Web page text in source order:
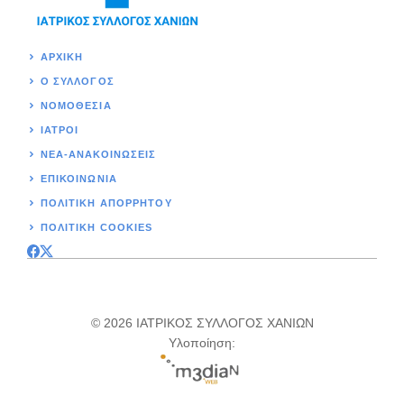
ΑΡΧΙΚΉ
Ο ΣΥΛΛΟΓΟΣ
ΝΟΜΟΘΕΣΊΑ
ΙΑΤΡΟΙ
ΝΕΑ-ΑΝΑΚΟΙΝΩΣΕΙΣ
ΕΠΙΚΟΙΝΩΝΊΑ
ΠΟΛΙΤΙΚΉ ΑΠΟΡΡΗΤΟΥ
ΠΟΛΙΤΙΚΗ COOKIES
© 2026 ΙΑΤΡΙΚΟΣ ΣΥΛΛΟΓΟΣ ΧΑΝΙΩΝ
Υλοποίηση: